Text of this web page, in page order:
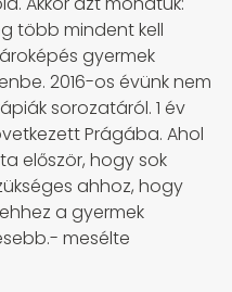
több mindent kell
gyermek
2016-os évünk nem
sorozatáról. 1 év
Prágába. Ahol
először, hogy sok
ahhoz, hogy
a gyermek
mesélte